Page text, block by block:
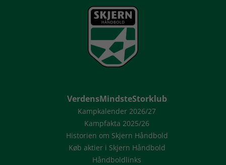
VerdensMindsteStorklub
Kampkalender 2026/27
Kampfakta 2025/26
Historien om Skjern Håndbold
Køb aktier i Skjern Håndbold
Håndboldlinks